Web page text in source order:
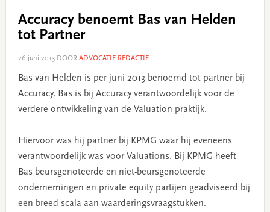
Accuracy benoemt Bas van Helden
tot Partner
26 juni 2013DOOR ADVOCATIE REDACTIE
Bas van Helden is per juni 2013 benoemd tot partner bij
Accuracy. Bas is bij Accuracy verantwoordelijk voor de
verdere ontwikkeling van de Valuation praktijk.
Hiervoor was hij partner bij KPMG waar hij eveneens
verantwoordelijk was voor Valuations. Bij KPMG heeft
Bas beursgenoteerde en niet-beursgenoteerde
ondernemingen en private equity partijen geadviseerd bij
een breed scala aan waarderingsvraagstukken.